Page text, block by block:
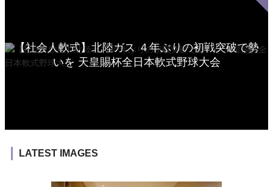
【社会人軟式】北陸ガス ４年ぶりの初戦突破で勢
いを 天皇賜杯全日本軟式野球大会
LATEST IMAGES